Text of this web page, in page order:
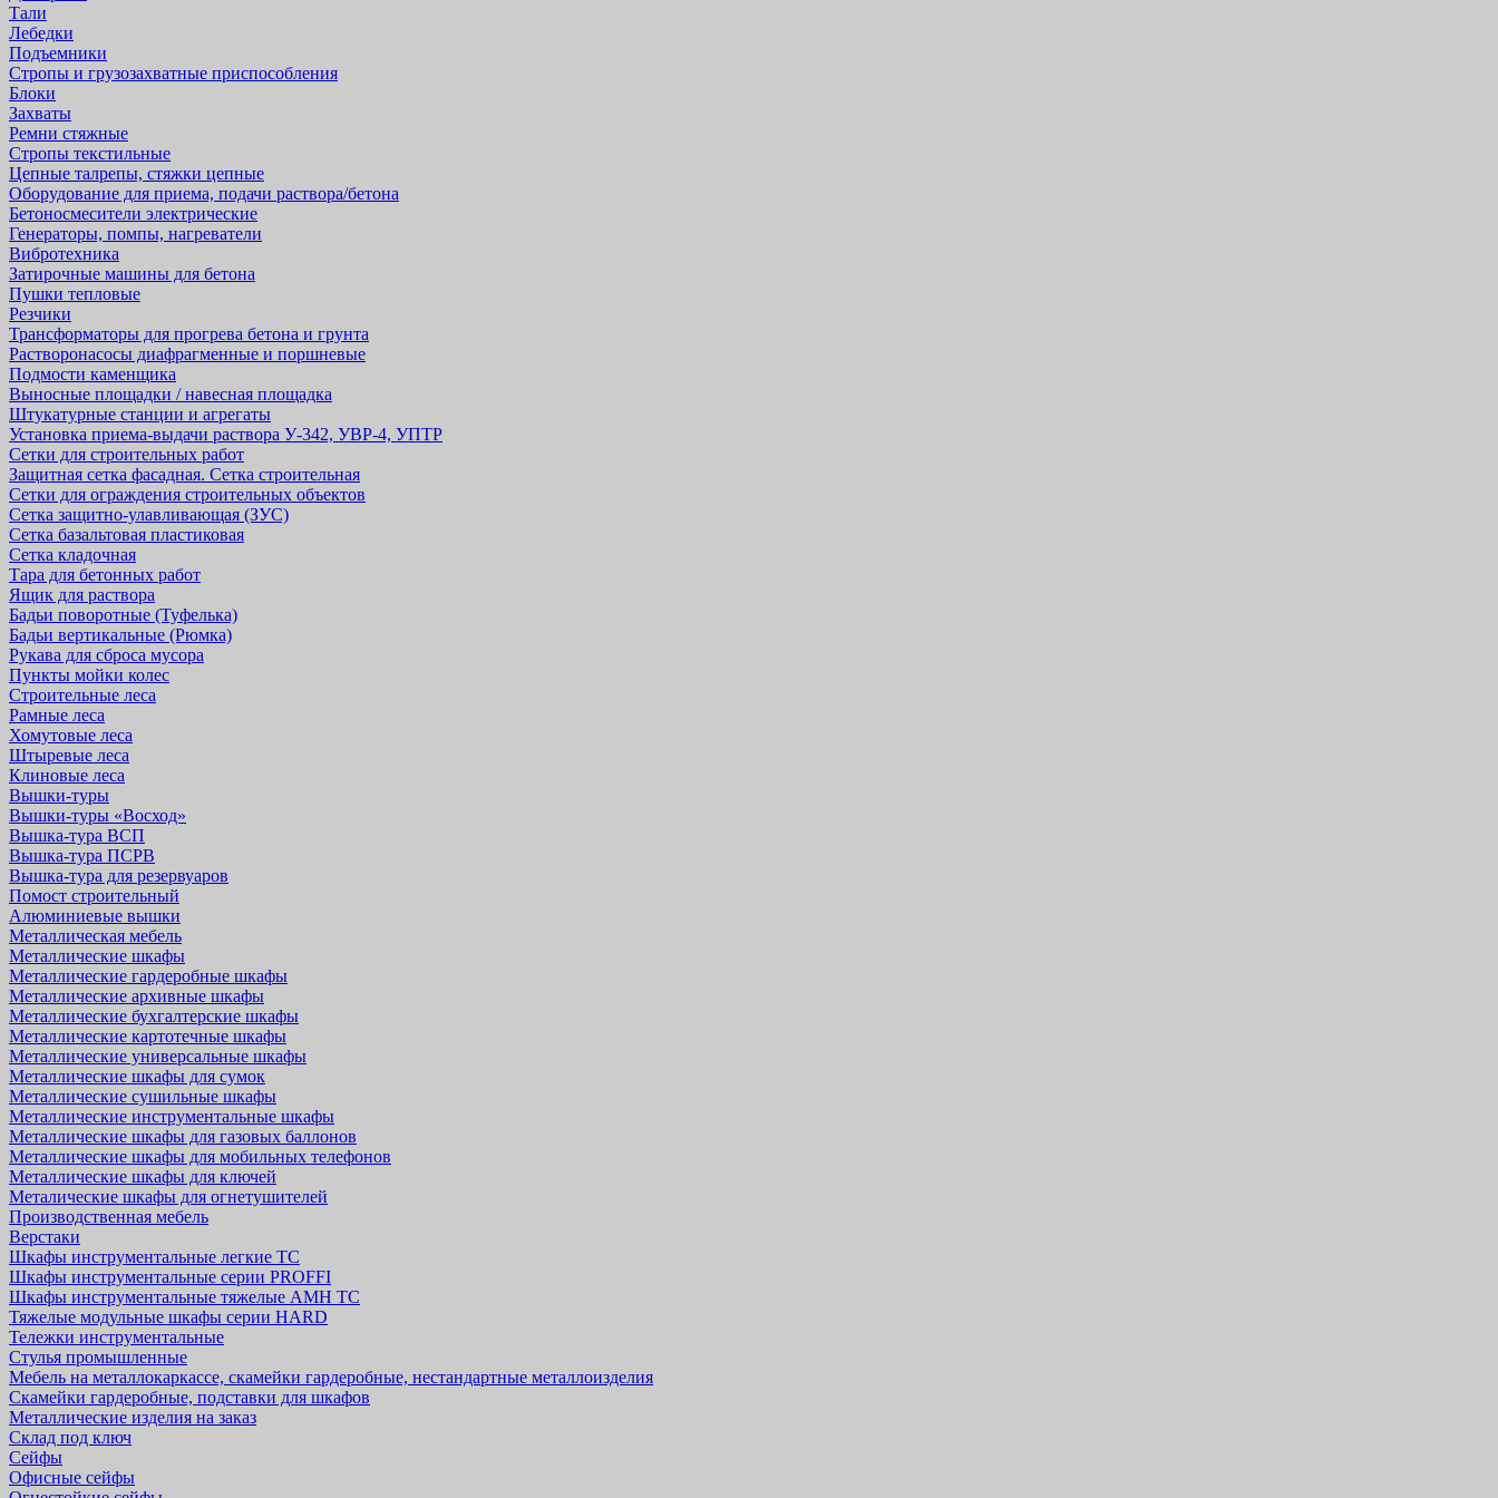
Тали
Лебедки
Подъемники
Стропы и грузозахватные приспособления
Блоки
Захваты
Ремни стяжные
Стропы текстильные
Цепные талрепы, стяжки цепные
Оборудование для приема, подачи раствора/бетона
Бетоносмесители электрические
Генераторы, помпы, нагреватели
Вибротехника
Затирочные машины для бетона
Пушки тепловые
Резчики
Трансформаторы для прогрева бетона и грунта
Растворонасосы диафрагменные и поршневые
Подмости каменщика
Выносные площадки / навесная площадка
Штукатурные станции и агрегаты
Установка приема-выдачи раствора У-342, УВР-4, УПТР
Сетки для строительных работ
Защитная cетка фасадная. Сетка строительная
Сетки для ограждения строительных объектов
Сетка защитно-улавливающая (ЗУС)
Сетка базальтовая пластиковая
Сетка кладочная
Тара для бетонных работ
Ящик для раствора
Бадьи поворотные (Туфелька)
Бадьи вертикальные (Рюмка)
Рукава для сброса мусора
Пункты мойки колес
Строительные леса
Рамные леса
Хомутовые леса
Штыревые леса
Клиновые леса
Вышки-туры
Вышки-туры «Восход»
Вышка-тура ВСП
Вышка-тура ПСРВ
Вышка-тура для резервуаров
Помост строительный
Алюминиевые вышки
Металлическая мебель
Металлические шкафы
Металлические гардеробные шкафы
Металлические архивные шкафы
Металлические бухгалтерские шкафы
Металлические картотечные шкафы
Металлические универсальные шкафы
Металлические шкафы для сумок
Металлические сушильные шкафы
Металлические инструментальные шкафы
Металлические шкафы для газовых баллонов
Металлические шкафы для мобильных телефонов
Металлические шкафы для ключей
Металические шкафы для огнетушителей
Производственная мебель
Верстаки
Шкафы инструментальные легкие ТС
Шкафы инструментальные серии PROFFI
Шкафы инструментальные тяжелые AMH TC
Тяжелые модульные шкафы серии HARD
Тележки инструментальные
Стулья промышленные
Мебель на металлокаркассе, скамейки гардеробные, нестандартные металлоизделия
Скамейки гардеробные, подставки для шкафов
Металлические изделия на заказ
Склад под ключ
Сейфы
Офисные сейфы